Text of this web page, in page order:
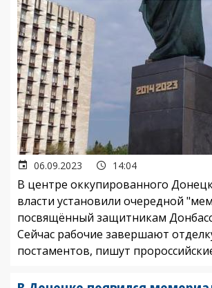
06.09.2023 14:04
В центре оккупированного
власти установили очередной
посвящённый защитникам
Сейчас рабочие завершают
постаментов, пишут